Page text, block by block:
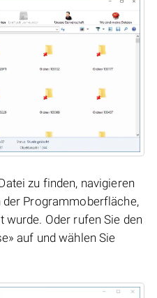
zu finden, navigieren
der Programmoberfläche,
Oder rufen Sie den
auf und wählen Sie